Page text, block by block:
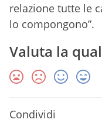
relazione tutte le
lo compongono”.
Valuta la
Condividi